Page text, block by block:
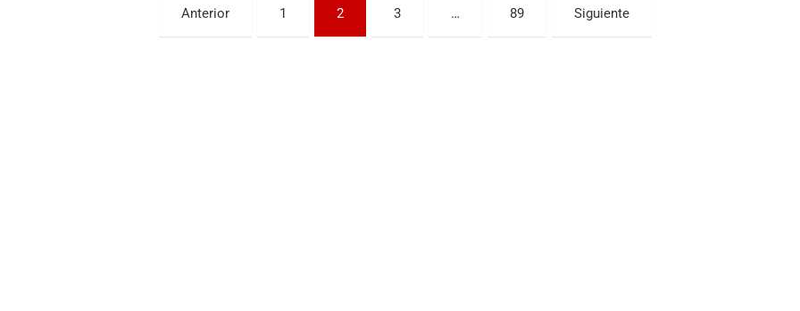
Anterior 1 2 3 … 89 Siguiente